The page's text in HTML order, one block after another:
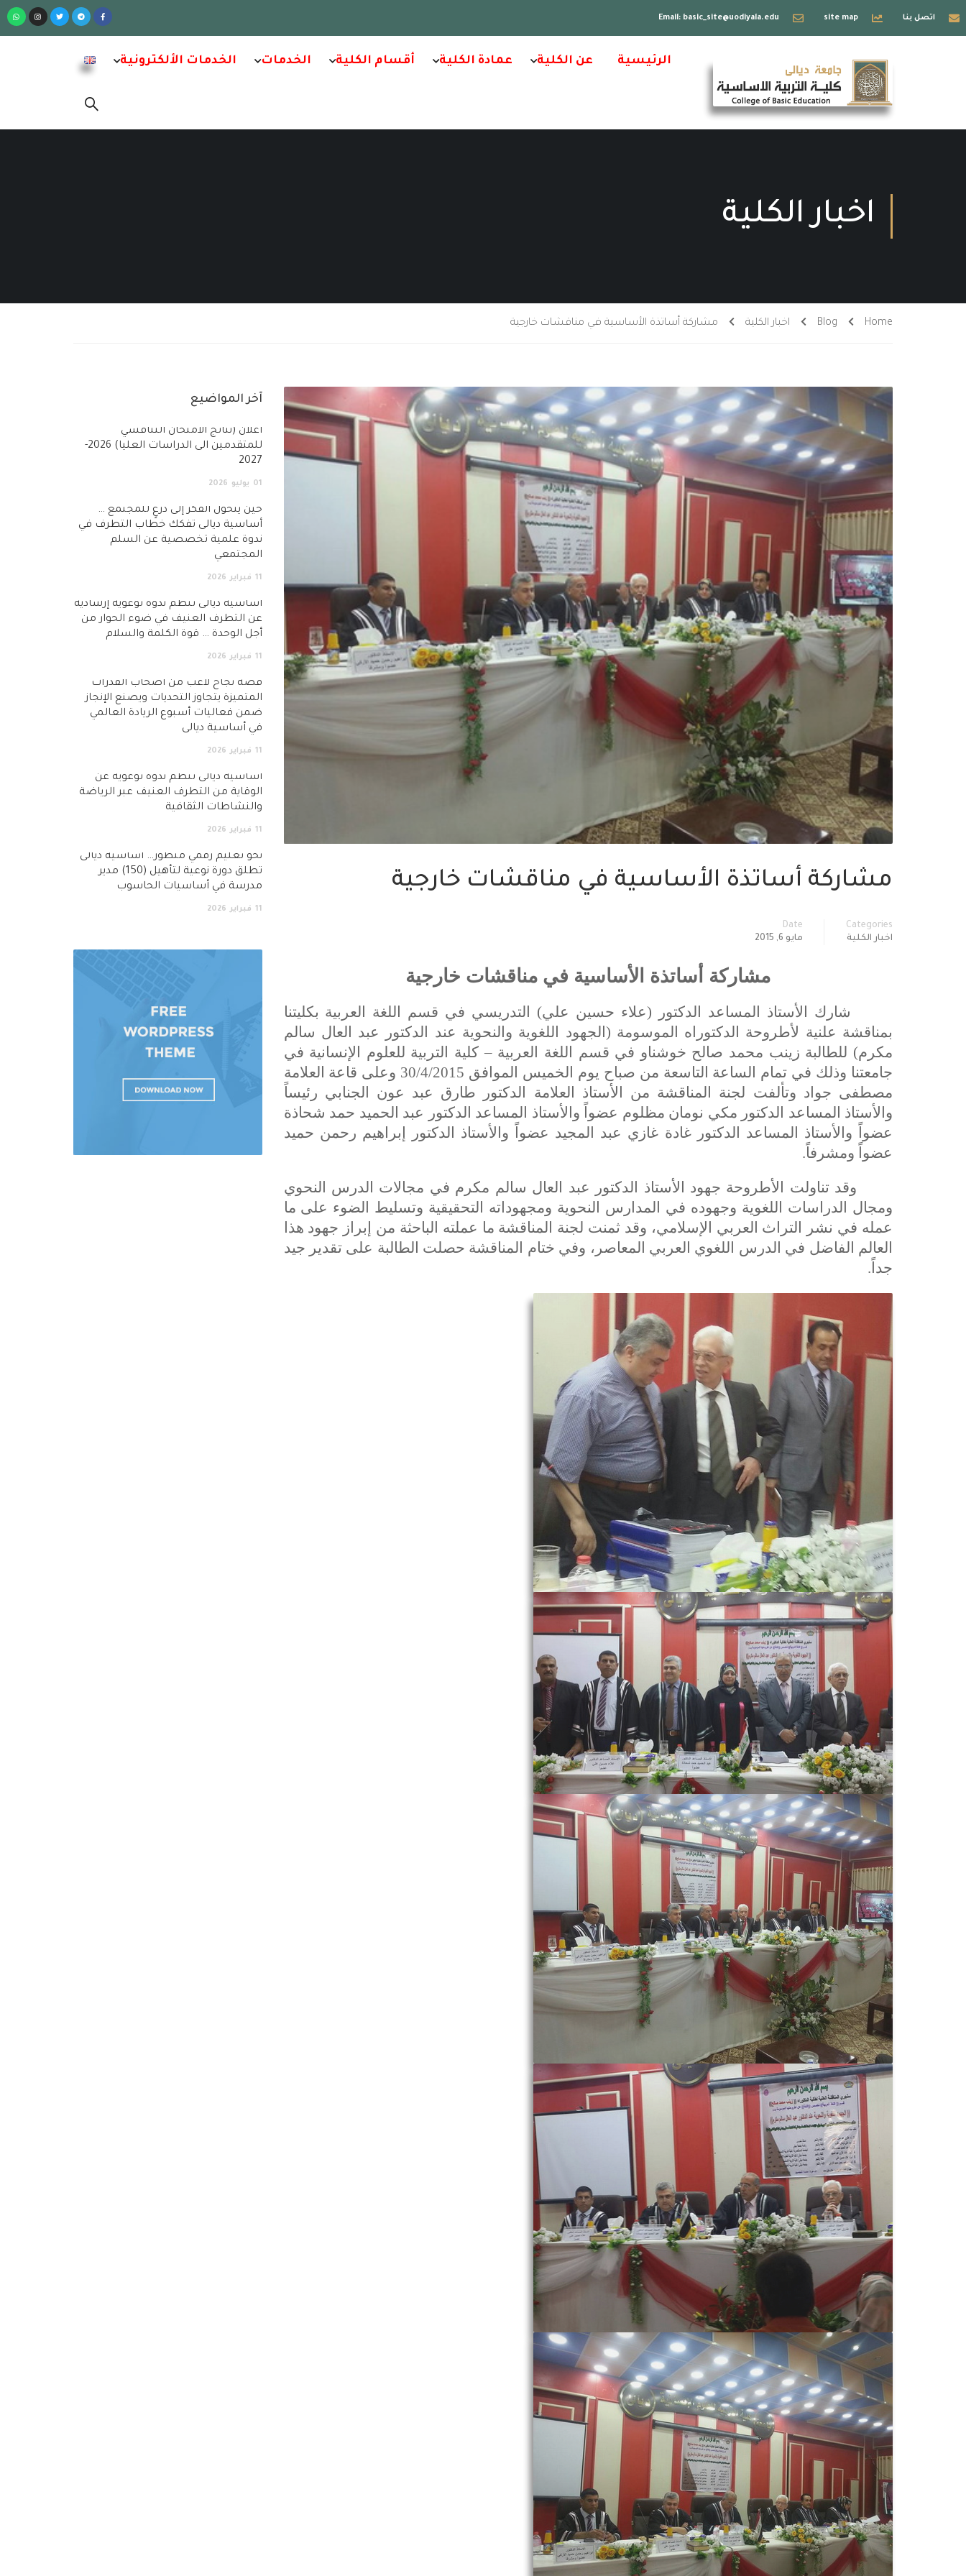
اتصل بنا site map
Email: basic_site@uodiyala.edu
الرئيسية عن الكلية عمادة الكلية أقسام الكلية الخدمات الخدمات الألكترونية
اخبار الكلية
Home
Blog اخبار الكلية مشاركة أساتذة الأساسية في مناقشات خارجية
مشاركة أساتذة الأساسية في مناقشات خارجية
Categories
اخبار الكلية
Date
مايو 6, 2015
مشاركة أساتذة الأساسية في مناقشات خارجية
شارك الأستاذ المساعد الدكتور (علاء حسين علي) التدريسي في قسم اللغة العربية بكليتنا
بمناقشة علنية لأطروحة الدكتوراه الموسومة (الجهود اللغوية والنحوية عند الدكتور عبد العال سالم
مكرم) للطالبة زينب محمد صالح خوشناو في قسم اللغة العربية – كلية التربية للعلوم الإنسانية في
جامعتنا وذلك في تمام الساعة التاسعة من صباح يوم الخميس الموافق 30/4/2015 وعلى قاعة العلامة
مصطفى جواد وتألفت لجنة المناقشة من الأستاذ العلامة الدكتور طارق عبد عون الجنابي رئيساً
والأستاذ المساعد الدكتور مكي نومان مظلوم عضواً والأستاذ المساعد الدكتور عبد الحميد حمد شحاذة
عضواً والأستاذ المساعد الدكتور غادة غازي عبد المجيد عضواً والأستاذ الدكتور إبراهيم رحمن حميد
عضواً ومشرفاً.
وقد تناولت الأطروحة جهود الأستاذ الدكتور عبد العال سالم مكرم في مجالات الدرس النحوي
ومجال الدراسات اللغوية وجهوده في المدارس النحوية ومجهوداته التحقيقية وتسليط الضوء على ما
عمله في نشر التراث العربي الإسلامي، وقد ثمنت لجنة المناقشة ما عملته الباحثة من إبراز جهود هذا
العالم الفاضل في الدرس اللغوي العربي المعاصر، وفي ختام المناقشة حصلت الطالبة على تقدير جيد
جداً.
آخر المواضيع
أعلان (نتائج الامتحان التنافسي
للمتقدمين الى الدراسات العليا) 2026-
2027
01 يوليو 2026
حين يتحول الفكر إلى درعٍ للمجتمع …
أساسية ديالى تفكك خطاب التطرف في
ندوة علمية تخصصية عن السلم
المجتمعي
11 فبراير 2026
أساسية ديالى تنظم ندوة توعوية إرشادية
عن التطرف العنيف في ضوء الحوار من
أجل الوحدة … قوة الكلمة والسلام
11 فبراير 2026
قصة نجاح لاعب من أصحاب القدرات
المتميزة يتجاوز التحديات ويصنع الإنجاز
ضمن فعاليات أسبوع الريادة العالمي
في أساسية ديالى
11 فبراير 2026
أساسية ديالى تنظم ندوة توعوية عن
الوقاية من التطرف العنيف عبر الرياضة
والنشاطات الثقافية
11 فبراير 2026
نحو تعليم رقمي متطور… اساسية ديالى
تطلق دورة نوعية لتأهيل (150) مدير
مدرسة في أساسيات الحاسوب
11 فبراير 2026